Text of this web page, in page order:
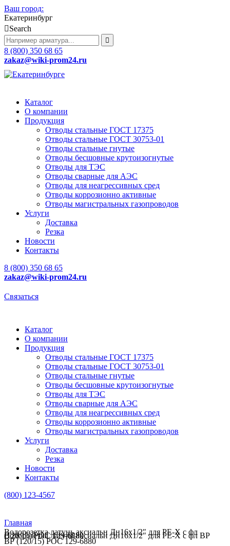
Ваш город:
Екатеринбург
Search
8 (800) 350 68 65
zakaz@wiki-prom24.ru
Каталог
О компании
Продукция
Отводы стальные ГОСТ 17375
Отводы стальные ГОСТ 30753-01
Отводы стальные гнутые
Отводы бесшовные крутоизогнутые
Отводы для ТЭС
Отводы сварные для АЭС
Отводы для неагрессивных сред
Отводы коррозионно активные
Отводы магистральных газопроводов
Услуги
Доставка
Резка
Новости
Контакты
8 (800) 350 68 65
zakaz@wiki-prom24.ru
Связаться
Каталог
О компании
Продукция
Отводы стальные ГОСТ 17375
Отводы стальные ГОСТ 30753-01
Отводы стальные гнутые
Отводы бесшовные крутоизогнутые
Отводы для ТЭС
Отводы сварные для АЭС
Отводы для неагрессивных сред
Отводы коррозионно активные
Отводы магистральных газопроводов
Услуги
Доставка
Резка
Новости
Контакты
(800) 123-4567
Главная
Водорозетка латунь аксиальн Дн16х1/2″ для PE-Х с фл
ВР (120/15) РОС 129-6880
Водорозетка латунь аксиальн Дн16х1/2″ для PE-Х с фл ВР (120/15) РОС 129-6880